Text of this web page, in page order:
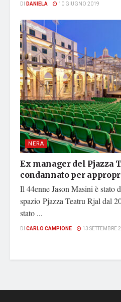
DI DANIELA 10 GIUGNO 2019
NERA
Ex manager del Pjazza
condannato per
Il 44enne Jason Masini è stato
spazio Pjazza Teatru Rjal dal
stato ...
DI CARLO CAMPIONE 13 SETTEMBRE